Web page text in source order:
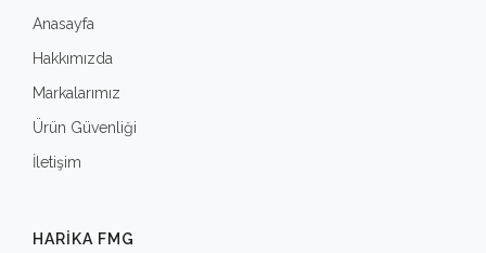
Anasayfa
Hakkımızda
Markalarımız
Ürün Güvenliği
İletişim
HARIKA FMG